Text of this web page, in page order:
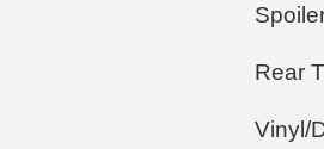
Rear
Vinyl/